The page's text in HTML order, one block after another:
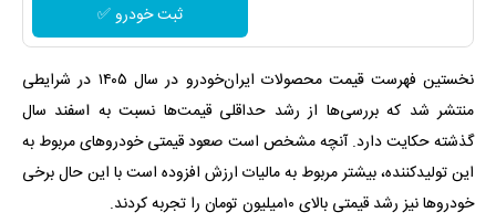
ثبت خودرو ✅
نخستین فهرست قیمت محصولات ایران‌خودرو در سال ۱۴۰۵ در شرایطی
منتشر شد که بررسی‌ها از رشد حداقلی قیمت‌ها نسبت به اسفند سال
گذشته حکایت دارد. آنچه مشخص است صعود قیمتی خودروهای مربوط به
این تولیدکننده، بیشتر مربوط به مالیات ارزش افزوده است با این حال برخی
خودروها نیز رشد قیمتی بالای ۱۰‌میلیون تومان را تجربه کردند.